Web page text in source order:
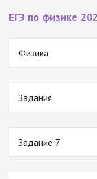
ЕГЭ по физике
Физика
Задания
Задание 7